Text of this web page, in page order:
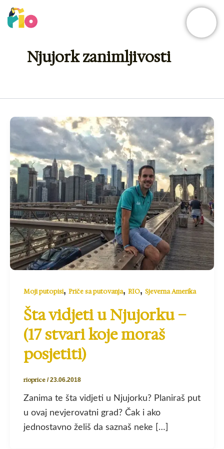
Skip
to
Njujork zanimljivosti
Moji putopisi, Priče sa putovanja, RIO, Sjeverna Amerika
Šta vidjeti u Njujorku –
(17 stvari koje moraš
posjetiti)
rioprice /23.06.2018
Zanima te šta vidjeti u Njujorku? Planiraš put
u ovaj nevjerovatni grad? Čak i ako
jednostavno želiš da saznaš neke […]